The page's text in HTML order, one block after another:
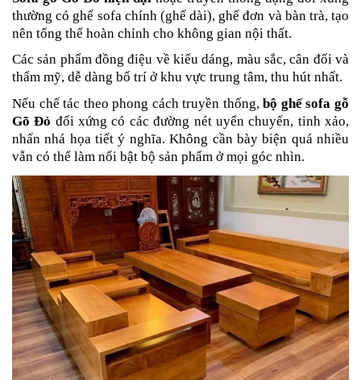
thường có ghế sofa chính (ghế dài), ghế đơn và bàn trà, tạo
nên tổng thể hoàn chỉnh cho không gian nội thất.
Các sản phẩm đồng điệu về kiểu dáng, màu sắc, cân đối và
thẩm mỹ, dễ dàng bố trí ở khu vực trung tâm, thu hút nhất.
Nếu chế tác theo phong cách truyền thống,bộ ghế sofa gỗ
Gõ Đỏ đối xứng có các đường nét uyển chuyển, tinh xảo,
nhấn nhá họa tiết ý nghĩa. Không cần bày biện quá nhiều
vẫn có thể làm nổi bật bộ sản phẩm ở mọi góc nhìn.